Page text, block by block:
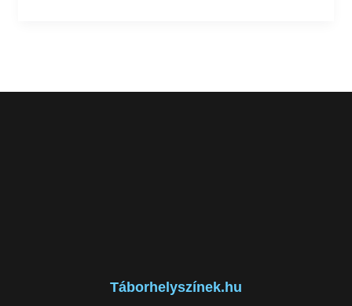
Táborhelyszínek.hu